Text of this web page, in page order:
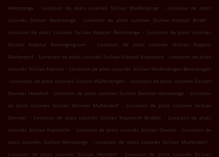
Helmsange
. Livraison de plats cuisinés Sicilian Walferdange . Livraison de plats
cuisinés Sicilian Bereldange
. Livraison de plats cuisinés Sicilian Kopstal Bridel
.
Livraison de plats cuisinés Sicilian Kopstal Bereldange . Livraison de plats cuisinés
Sicilian Kopstal Rollengergronn
.
Livraison de plats cuisinés Sicilian Kopstal
Mullendorf . Livraison de plats cuisinés Sicilian Kopstal Koplescht . Livraison de plats
cuisinés Sicilian Kopstal . Livraison de plats cuisinés Sicilian Walferdingen Bereldingen
. Livraison de plats cuisinés Sicilian Walferdingen . Livraison de plats cuisinés Sicilian
Steinsel Heisdorf . Livraison de plats cuisinés Sicilian Steinsel Helmsange . Livraison
de plats cuisinés Sicilian Steinsel Mullendorf
. Livraison de plats cuisinés Sicilian
Steinsel
. Livraison de plats cuisinés Sicilian Koplescht Briddel . Livraison de plats
cuisinés Sicilian Koplescht . Livraison de plats cuisinés Sicilian Steesel . Livraison de
plats cuisinés Sicilian Helmsange
. Livraison de plats cuisinés Sicilian Mullendorf .
Livraison de plats cuisinés Sicilian Heisdorf
. Livraison de plats cuisinés Sicilian